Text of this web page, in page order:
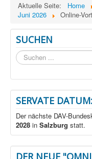
Aktuelle Seite:
Home
Juni 2026
Online-
SUCHEN
Suchen
...
SERVATE DATUM:
Der nächste DAV-
2028 in Salzburg statt.